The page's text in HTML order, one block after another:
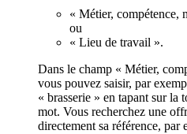
« Métier, compétence,
ou
« Lieu de travail ».
Dans le champ « Métier,
vous pouvez saisir, par
« brasserie » en tapant sur la
mot. Vous recherchez une
directement sa référence,